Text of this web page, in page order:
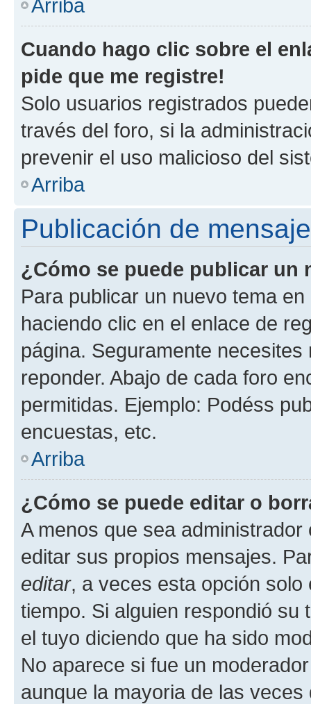
Arriba
Cuando hago clic sobre el
pide que me registre!
Solo usuarios registrados
través del foro, si la
prevenir el uso malicioso del
Arriba
Publicación de
¿Cómo se puede publicar un
Para publicar un nuevo tema
haciendo clic en el enlace de
página. Seguramente
reponder. Abajo de cada foro
permitidas. Ejemplo: Podéss
encuestas, etc.
Arriba
¿Cómo se puede editar o
A menos que sea
editar sus propios mensajes.
editar, a veces esta opción
tiempo. Si alguien respondió
el tuyo diciendo que ha sido
No aparece si fue un
aunque la mayoria de las